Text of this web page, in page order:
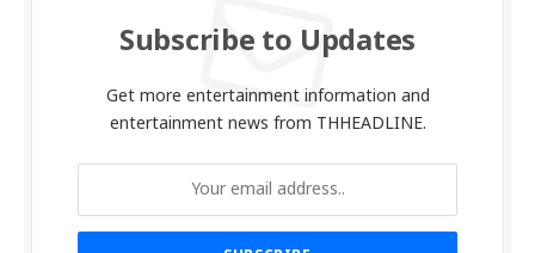
Subscribe to Updates
Get more entertainment information and
entertainment news from THHEADLINE.